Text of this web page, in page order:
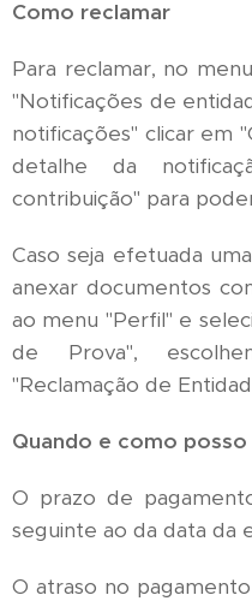
Como reclamar
Para reclamar, no
"Notificações de
notificações" clicar em
detalhe da
contribuição" para
Caso seja efetuada
anexar documentos
ao menu "Perfil" e
de Prova",
"Reclamação de
Quando e como posso
O prazo de
seguinte ao da data da
O atraso no